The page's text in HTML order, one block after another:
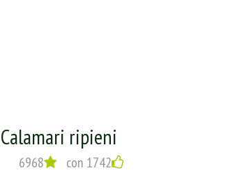
Calamari ripieni
6968 con 1742